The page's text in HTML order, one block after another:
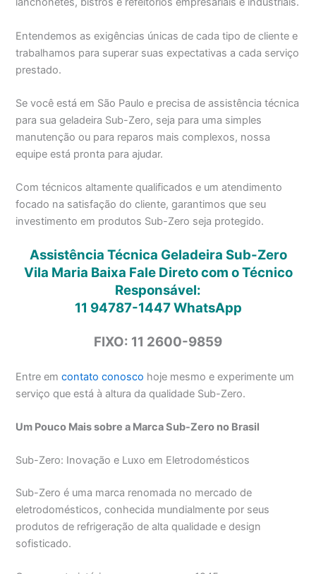
Entendemos as exigências únicas de cada tipo de cliente e
trabalhamos para superar suas expectativas a cada serviço
prestado.
Se você está em São Paulo e precisa de assistência técnica
para sua geladeira Sub-Zero, seja para uma simples
manutenção ou para reparos mais complexos, nossa
equipe está pronta para ajudar.
Com técnicos altamente qualificados e um atendimento
focado na satisfação do cliente, garantimos que seu
investimento em produtos Sub-Zero seja protegido.
Assistência Técnica Geladeira Sub-Zero
Vila Maria Baixa Fale Direto com o Técnico
Responsável:
11 94787-1447WhatsApp
FIXO: 11 2600-9859
Entre emcontato conosco hoje mesmo e experimente um
serviço que está à altura da qualidade Sub-Zero.
Um Pouco Mais sobre a Marca Sub-Zero no Brasil
Sub-Zero: Inovação e Luxo em Eletrodomésticos
Sub-Zero é uma marca renomada no mercado de
eletrodomésticos, conhecida mundialmente por seus
produtos de refrigeração de alta qualidade e design
sofisticado.